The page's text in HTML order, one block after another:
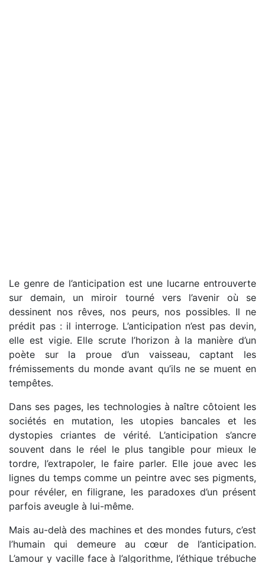
Le genre de l’anticipation est une lucarne entrouverte
sur demain, un miroir tourné vers l’avenir où se
dessinent nos rêves, nos peurs, nos possibles. Il ne
prédit pas : il interroge. L’anticipation n’est pas devin,
elle est vigie. Elle scrute l’horizon à la manière d’un
poète sur la proue d’un vaisseau, captant les
frémissements du monde avant qu’ils ne se muent en
tempêtes.
Dans ses pages, les technologies à naître côtoient les
sociétés en mutation, les utopies bancales et les
dystopies criantes de vérité. L’anticipation s’ancre
souvent dans le réel le plus tangible pour mieux le
tordre, l’extrapoler, le faire parler. Elle joue avec les
lignes du temps comme un peintre avec ses pigments,
pour révéler, en filigrane, les paradoxes d’un présent
parfois aveugle à lui-même.
Mais au-delà des machines et des mondes futurs, c’est
l’humain qui demeure au cœur de l’anticipation.
L’amour y vacille face à l’algorithme, l’éthique trébuche